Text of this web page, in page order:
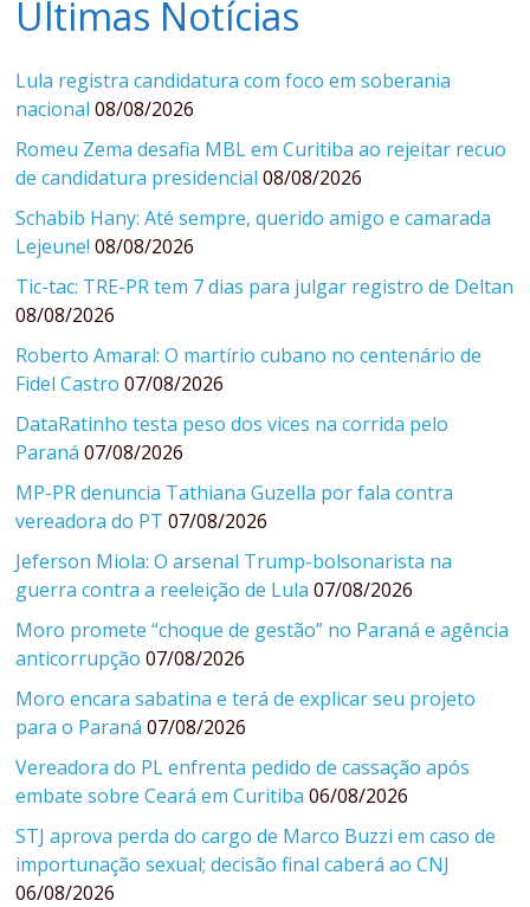
Últimas Notícias
Lula registra candidatura com foco em soberania
nacional 08/08/2026
Romeu Zema desafia MBL em Curitiba ao rejeitar recuo
de candidatura presidencial 08/08/2026
Schabib Hany: Até sempre, querido amigo e camarada
Lejeune! 08/08/2026
Tic-tac: TRE-PR tem 7 dias para julgar registro de Deltan
08/08/2026
Roberto Amaral: O martírio cubano no centenário de
Fidel Castro 07/08/2026
DataRatinho testa peso dos vices na corrida pelo
Paraná 07/08/2026
MP-PR denuncia Tathiana Guzella por fala contra
vereadora do PT 07/08/2026
Jeferson Miola: O arsenal Trump-bolsonarista na
guerra contra a reeleição de Lula 07/08/2026
Moro promete “choque de gestão” no Paraná e agência
anticorrupção 07/08/2026
Moro encara sabatina e terá de explicar seu projeto
para o Paraná 07/08/2026
Vereadora do PL enfrenta pedido de cassação após
embate sobre Ceará em Curitiba 06/08/2026
STJ aprova perda do cargo de Marco Buzzi em caso de
importunação sexual; decisão final caberá ao CNJ
06/08/2026